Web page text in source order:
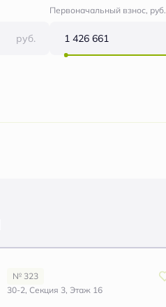
руб.
Первоначальный взнос, руб.
№ 323
30-2, Секция 3, Этаж 16